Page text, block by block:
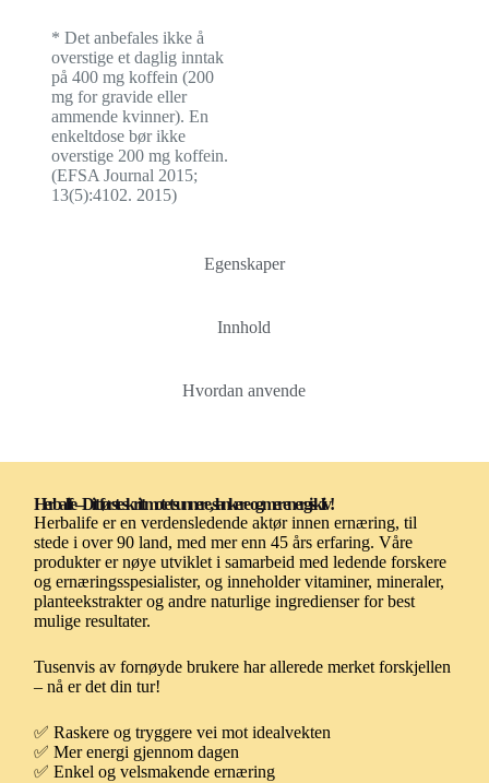
Egenskaper
Innhold
Hvordan anvende
* Det anbefales ikke å
overstige et daglig inntak
på 400 mg koffein (200
mg for gravide eller
ammende kvinner). En
enkeltdose bør ikke
overstige 200 mg koffein.
(EFSA Journal 2015;
13(5):4102. 2015)
Herbalife – Ditt første skritt mot et sunnere, slankere og mer energisk liv!
Herbalife er en verdensledende aktør innen ernæring, til
stede i over 90 land, med mer enn 45 års erfaring. Våre
produkter er nøye utviklet i samarbeid med ledende forskere
og ernæringsspesialister, og inneholder vitaminer, mineraler,
planteekstrakter og andre naturlige ingredienser for best
mulige resultater.
Tusenvis av fornøyde brukere har allerede merket forskjellen
– nå er det din tur!
✅ Raskere og tryggere vei mot idealvekten
✅ Mer energi gjennom dagen
✅ Enkel og velsmakende ernæring